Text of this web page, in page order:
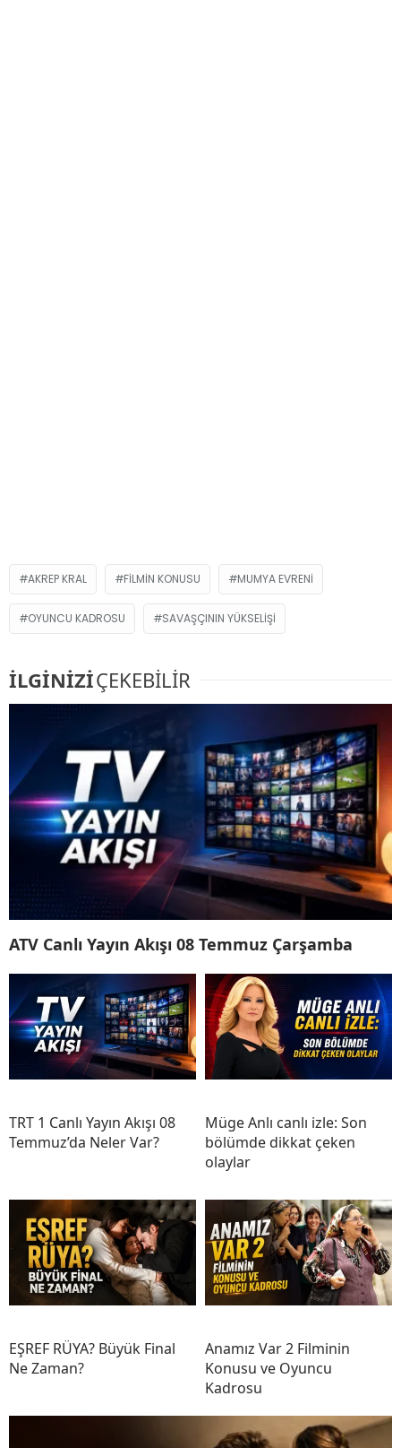
AKREP KRAL FILMIN KONUSU MUMYA EVRENI
OYUNCU KADROSU SAVAŞÇININ YÜKSELIŞI
İLGİNİZİÇEKEBİLİR
ATV Canlı Yayın Akışı 08 Temmuz Çarşamba
TRT 1 Canlı Yayın Akışı 08
Temmuz’da Neler Var?
Müge Anlı canlı izle: Son
bölümde dikkat çeken
olaylar
EŞREF RÜYA? Büyük Final
Ne Zaman?
Anamız Var 2 Filminin
Konusu ve Oyuncu
Kadrosu